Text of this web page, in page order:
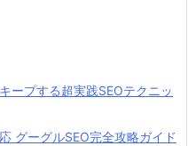
ープする超実践SEOテクニッ
グーグルSEO完全攻略ガイド